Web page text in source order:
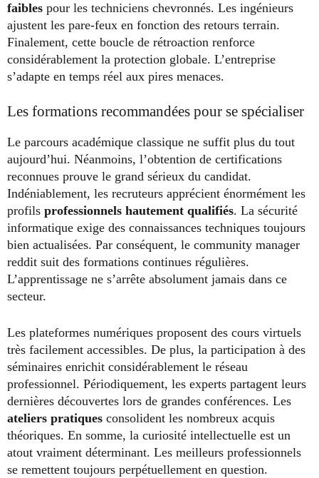
faibles pour les techniciens chevronnés. Les ingénieurs
ajustent les pare-feux en fonction des retours terrain.
Finalement, cette boucle de rétroaction renforce
considérablement la protection globale. L’entreprise
s’adapte en temps réel aux pires menaces.
Les formations recommandées pour se spécialiser
Le parcours académique classique ne suffit plus du tout
aujourd’hui. Néanmoins, l’obtention de certifications
reconnues prouve le grand sérieux du candidat.
Indéniablement, les recruteurs apprécient énormément les
profils professionnels hautement qualifiés. La sécurité
informatique exige des connaissances techniques toujours
bien actualisées. Par conséquent, le community manager
reddit suit des formations continues régulières.
L’apprentissage ne s’arrête absolument jamais dans ce
secteur.
Les plateformes numériques proposent des cours virtuels
très facilement accessibles. De plus, la participation à des
séminaires enrichit considérablement le réseau
professionnel. Périodiquement, les experts partagent leurs
dernières découvertes lors de grandes conférences. Les
ateliers pratiques consolident les nombreux acquis
théoriques. En somme, la curiosité intellectuelle est un
atout vraiment déterminant. Les meilleurs professionnels
se remettent toujours perpétuellement en question.